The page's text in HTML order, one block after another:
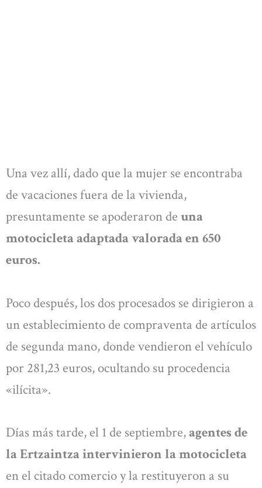
Una vez allí, dado que la mujer se encontraba
de vacaciones fuera de la vivienda,
presuntamente se apoderaron de una
motocicleta adaptada valorada en 650
euros.
Poco después, los dos procesados se dirigieron a
un establecimiento de compraventa de artículos
de segunda mano, donde vendieron el vehículo
por 281,23 euros, ocultando su procedencia
«ilícita».
Días más tarde, el 1 de septiembre,agentes de
la Ertzaintza intervinieron la motocicleta
en el citado comercio y la restituyeron a su